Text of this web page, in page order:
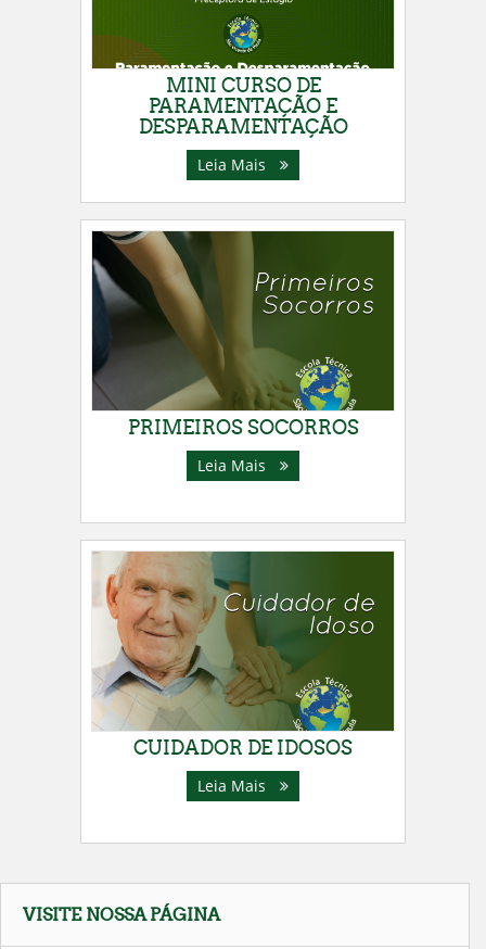
MINI CURSO DE
PARAMENTAÇÃO E
DESPARAMENTAÇÃO
Leia Mais
PRIMEIROS SOCORROS
Leia Mais
CUIDADOR DE IDOSOS
Leia Mais
VisiteVISITE NOSSA PÁGINA